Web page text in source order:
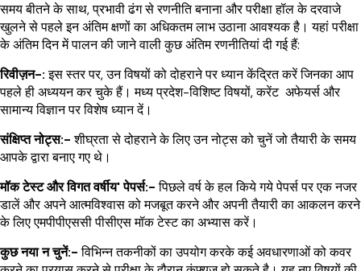
समय बीतने के साथ, प्रभावी ढंग से रणनीति बनाना और परीक्षा हॉल के दरवाजे
खुलने से पहले इन अंतिम क्षणों का अधिकतम लाभ उठाना आवश्यक है। यहां परीक्षा
के अंतिम दिन में पालन की जाने वाली कुछ अंतिम रणनीतियां दी गई हैं:
रिवीज़न-:इस स्तर पर, उन विषयों को दोहराने पर ध्यान केंद्रित करें जिनका आप
पहले ही अध्ययन कर चुके हैं। मध्य प्रदेश-विशिष्ट विषयों, करेंट अफेयर्स और
सामान्य विज्ञान पर विशेष ध्यान दें।
संक्षिप्त नोट्स:-शीघ्रता से दोहराने के लिए उन नोट्स को चुनें जो तैयारी के समय
आपके द्वारा बनाए गए थे।
मॉक टेस्ट और विगत वर्षीय' पेपर्स:-पिछले वर्ष के हल किये गये पेपर्स पर एक नजर
डालें और अपने आत्मविश्वास को मजबूत करने और अपनी तैयारी का आकलन करने
के लिए एमपीपीएससी पीसीएस मॉक टेस्ट का अभ्यास करें।
कुछ नया न चुनें:-विभिन्न तकनीकों का उपयोग करके कई अवधारणाओं को कवर